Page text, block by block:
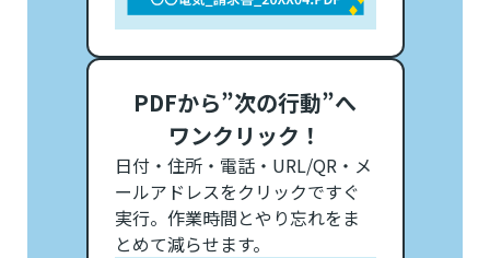
PDFから”次の行動”へ
ワンクリック！
日付・住所・電話・URL/QR・メ
ールアドレスをクリックですぐ
実行。作業時間とやり忘れをま
とめて減らせます。